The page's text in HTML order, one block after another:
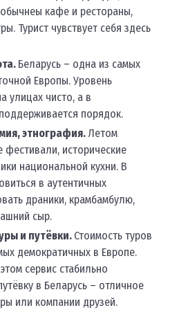
кафе и рестораны,
Турист чувствует себя здесь
Беларусь – одна из самых
Европы. Уровень
улицах чисто, а в
порядок.
этнография.Летом
исторические
национальной кухни. В
в аутентичных
драники, крамбамбулю,
сыр.
и путёвки. Стоимость туров
демократичных в Европе.
сервис стабильно
в Беларусь – отличное
или компании друзей.